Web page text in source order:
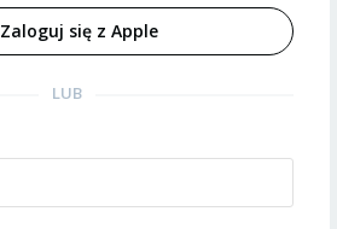
Zaloguj się z Apple
LUB